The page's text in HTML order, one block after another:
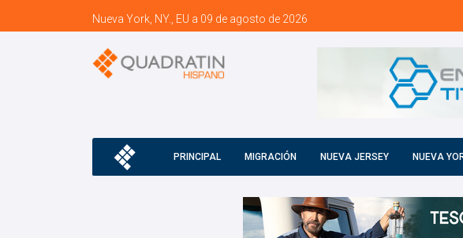
Nueva York, NY., EU a 09 de agosto de 2026
PRINCIPAL MIGRACIÓN NUEVA JERSEY NUEVA